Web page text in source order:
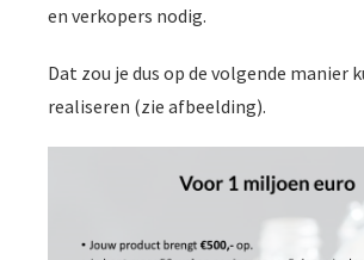
en verkopers nodig.
Dat zou je dus op de volgende manier
realiseren (zie afbeelding).